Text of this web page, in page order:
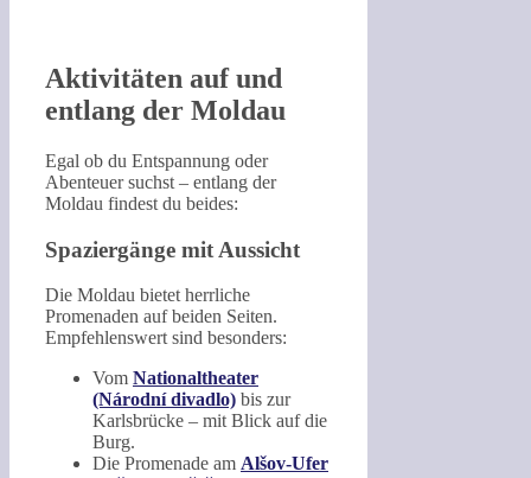
Aktivitäten auf und
entlang der Moldau
Egal ob du Entspannung oder
Abenteuer suchst – entlang der
Moldau findest du beides:
Spaziergänge mit Aussicht
Die Moldau bietet herrliche
Promenaden auf beiden Seiten.
Empfehlenswert sind besonders:
Vom Nationaltheater
(Národní divadlo) bis zur
Karlsbrücke – mit Blick auf die
Burg.
Die Promenade am Alšov-Ufer